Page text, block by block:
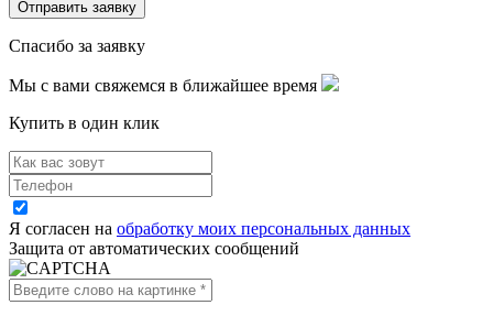
Спасибо за заявку
Мы с вами свяжемся в ближайшее время
Купить в один клик
Я согласен на обработку моих персональных данных
Защита от автоматических сообщений